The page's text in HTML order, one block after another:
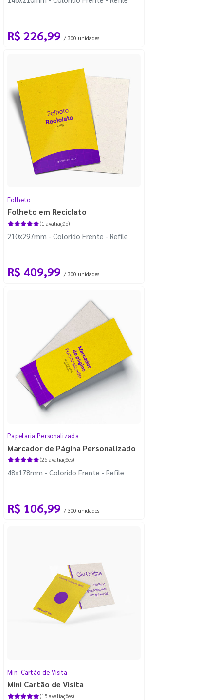
R$ 226,99 / 300 unidades
Folheto
Folheto em Reciclato
(1 avaliação)
210x297mm - Colorido Frente - Refile
R$ 409,99 / 300 unidades
Papelaria Personalizada
Marcador de Página Personalizado
(25 avaliações)
48x178mm - Colorido Frente - Refile
R$ 106,99 / 300 unidades
Mini Cartão de Visita
Mini Cartão de Visita
(15 avaliações)